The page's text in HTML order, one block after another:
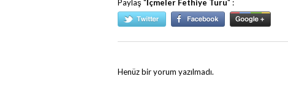
Paylaş "İçmeler Fethiye Turu" :
Henüz bir yorum yazılmadı.